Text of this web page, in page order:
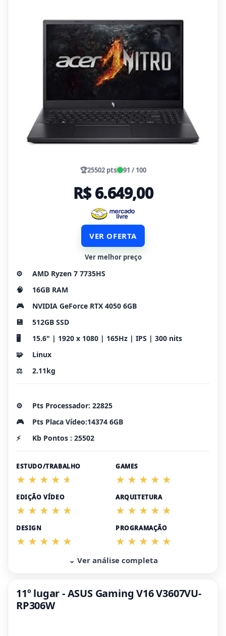
🏆25502 pts 91 / 100
R$ 6.649,00
VER OFERTA
Ver melhor preço
⚙️
AMD Ryzen 7 7735HS
🧠
16GB RAM
🎮
NVIDIA GeForce RTX 4050 6GB
💾
512GB SSD
🖥️
15.6" | 1920 x 1080 | 165Hz | IPS | 300 nits
🧩
Linux
⚖️
2.11kg
⚙️
Pts Processador: 22825
🎮
Pts Placa Vídeo:14374 6GB
⚡
Kb Pontos : 25502
ESTUDO/TRABALHO GAMES
EDIÇÃO VÍDEO ARQUITETURA
DESIGN PROGRAMAÇÃO
⌄ Ver análise completa
11º lugar - ASUS Gaming V16 V3607VU-
RP306W